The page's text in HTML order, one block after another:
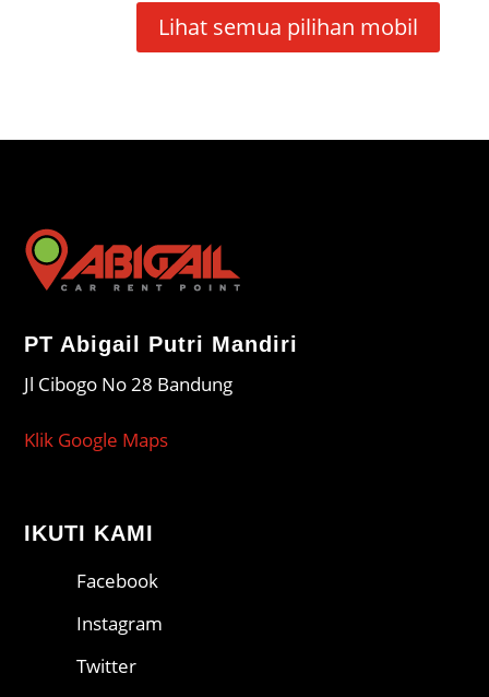
Lihat semua pilihan mobil
PT Abigail Putri Mandiri
Jl Cibogo No 28 Bandung
Klik Google Maps
IKUTI KAMI
Facebook
Instagram
Twitter